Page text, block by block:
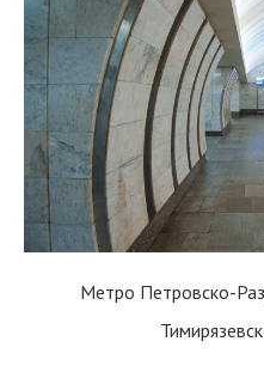
Метро Петровско-